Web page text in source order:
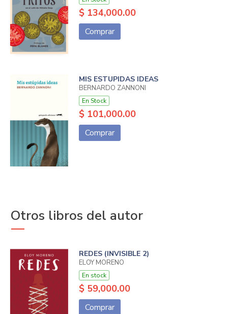
$ 134,000.00
Comprar
MIS ESTUPIDAS IDEAS
BERNARDO ZANNONI
En Stock
$ 101,000.00
Comprar
Otros libros del autor
REDES (INVISIBLE 2)
ELOY MORENO
En stock
$ 59,000.00
Comprar